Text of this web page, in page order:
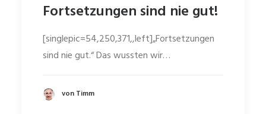
Fortsetzungen sind nie gut!
[singlepic=54,250,371,,left]„Fortsetzungen
sind nie gut.“ Das wussten wir…
von Timm